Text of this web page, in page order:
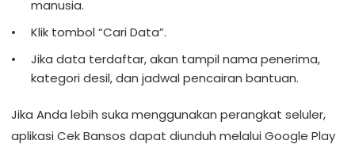
manusia.
Klik tombol “Cari Data”.
Jika data terdaftar, akan tampil nama penerima,
kategori desil, dan jadwal pencairan bantuan.
Jika Anda lebih suka menggunakan perangkat seluler,
aplikasi Cek Bansos dapat diunduh melalui Google Play